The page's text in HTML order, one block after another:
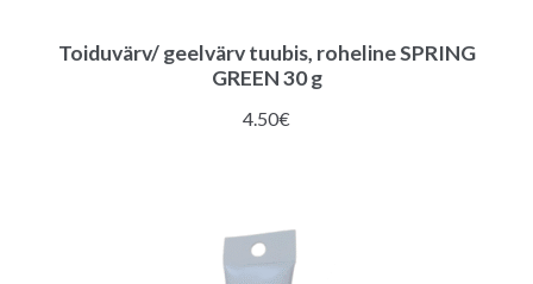
Toiduvärv/ geelvärv tuubis, roheline SPRING
GREEN 30 g
4.50€